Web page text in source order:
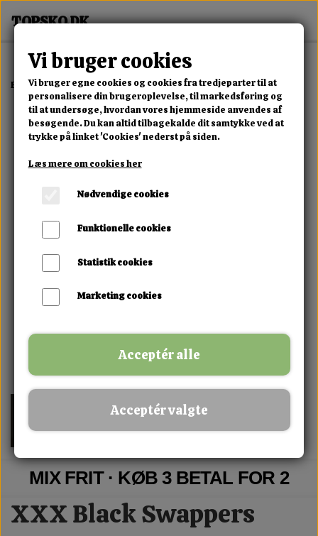
Forside Erotisk Kollektion Dvd XXX Black Swappers
MIX FRIT · KØB 3 BETAL FOR 2
XXX Black Swappers
Vi bruger cookies
Vi bruger egne cookies og cookies fra tredjeparter til at
personalisere din brugeroplevelse, til markedsføring og
til at undersøge, hvordan vores hjemmeside anvendes af
besøgende. Du kan altid tilbagekalde dit samtykke ved at
trykke på linket 'Cookies' nederst på siden.
Læs mere om cookies her
Nødvendige cookies
Funktionelle cookies
Statistik cookies
Marketing cookies
Acceptér alle
Acceptér valgte